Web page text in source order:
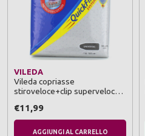
VILEDA
Vileda copriasse
stiroveloce+clip superveloce
€11,99
AGGIUNGI AL CARRELLO